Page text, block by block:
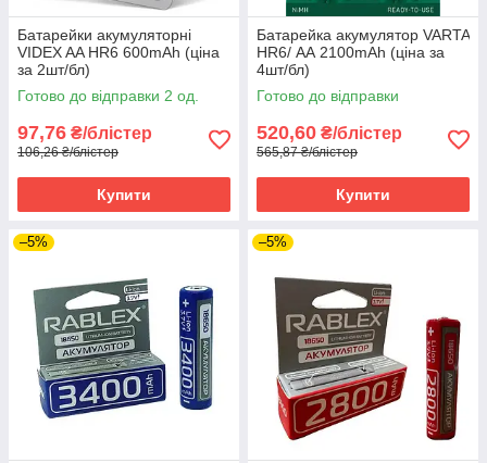
Батарейки акумуляторні
VIDEX AA HR6 600mAh (ціна
за 2шт/бл)
Готово до відправки 2 од.
97,76 ₴/блістер
106,26 ₴/блістер
Купити
Батарейка акумулятор VARTA
HR6/ АА 2100mAh (ціна за
4шт/бл)
Готово до відправки
520,60 ₴/блістер
565,87 ₴/блістер
Купити
–5% –5%